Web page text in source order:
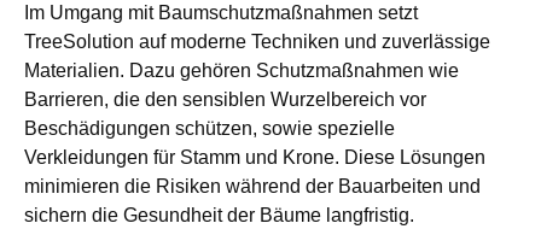
Im Umgang mit Baumschutzmaßnahmen setzt
TreeSolution auf moderne Techniken und zuverlässige
Materialien. Dazu gehören Schutzmaßnahmen wie
Barrieren, die den sensiblen Wurzelbereich vor
Beschädigungen schützen, sowie spezielle
Verkleidungen für Stamm und Krone. Diese Lösungen
minimieren die Risiken während der Bauarbeiten und
sichern die Gesundheit der Bäume langfristig.